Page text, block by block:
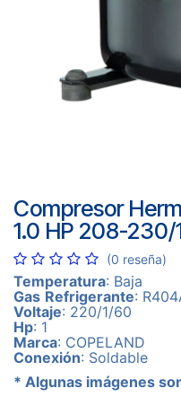
Compresor
1.0 HP 208-
(0 reseña)
Temperatura: Baja
Gas Refrigerante:
Voltaje: 220/1/60
Hp: 1
Marca: COPELAND
Conexión: Soldable
* Algunas imágenes